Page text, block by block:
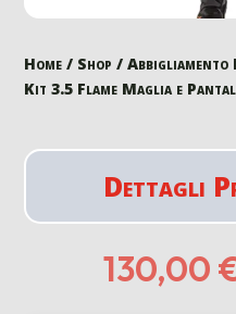
Home / Shop /Abbigliamento
Kit 3.5 Flame Maglia e
Dettagli
130,00